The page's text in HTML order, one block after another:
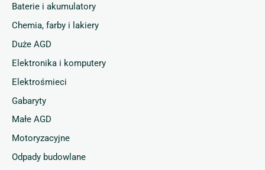
Baterie i akumulatory
Chemia, farby i lakiery
Duże AGD
Elektronika i komputery
Elektrośmieci
Gabaryty
Małe AGD
Motoryzacyjne
Odpady budowlane